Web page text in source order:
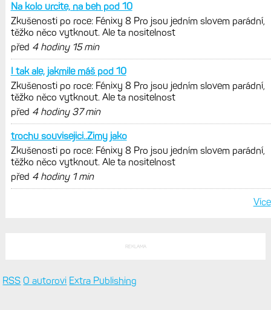
Na kolo urcite, na beh pod 10
Zkušenosti po roce: Fénixy 8 Pro jsou jedním slovem parádní,
těžko něco vytknout. Ale ta nositelnost
před 4 hodiny 15 min
I tak ale, jakmile máš pod 10
Zkušenosti po roce: Fénixy 8 Pro jsou jedním slovem parádní,
těžko něco vytknout. Ale ta nositelnost
před 4 hodiny 37 min
trochu souvisejici..Zimy jako
Zkušenosti po roce: Fénixy 8 Pro jsou jedním slovem parádní,
těžko něco vytknout. Ale ta nositelnost
před 4 hodiny 1 min
Více
REKLAMA
RSS O autorovi Extra Publishing